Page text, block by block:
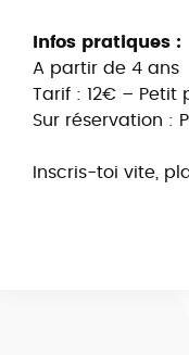
Infos pratiques :
A partir de 4 ans
Tarif : 12€ – Petit
Sur réservation :
Inscris-toi vite,